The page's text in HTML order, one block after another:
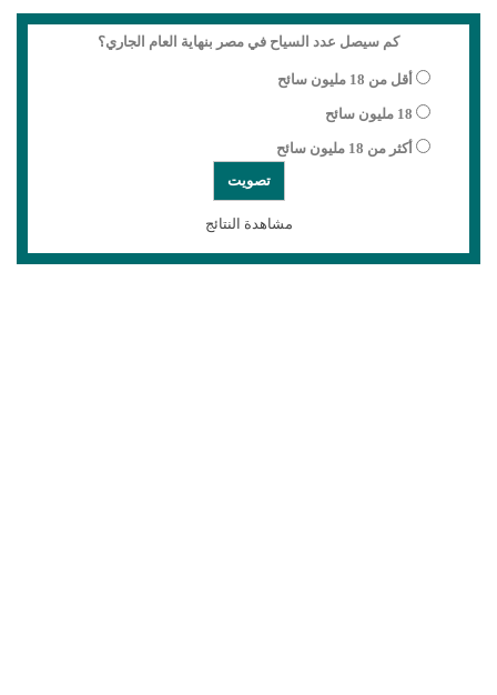
كم سيصل عدد السياح في مصر بنهاية العام الجاري؟
أقل من 18 مليون سائح
18 مليون سائح
أكثر من 18 مليون سائح
مشاهدة النتائج